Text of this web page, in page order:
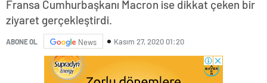
Fransa Cumhurbaşkanı Macron ise dikkat çeken bir
ziyaret gerçekleştirdi.
ABONE OL News Kasım 27, 2020 01:20